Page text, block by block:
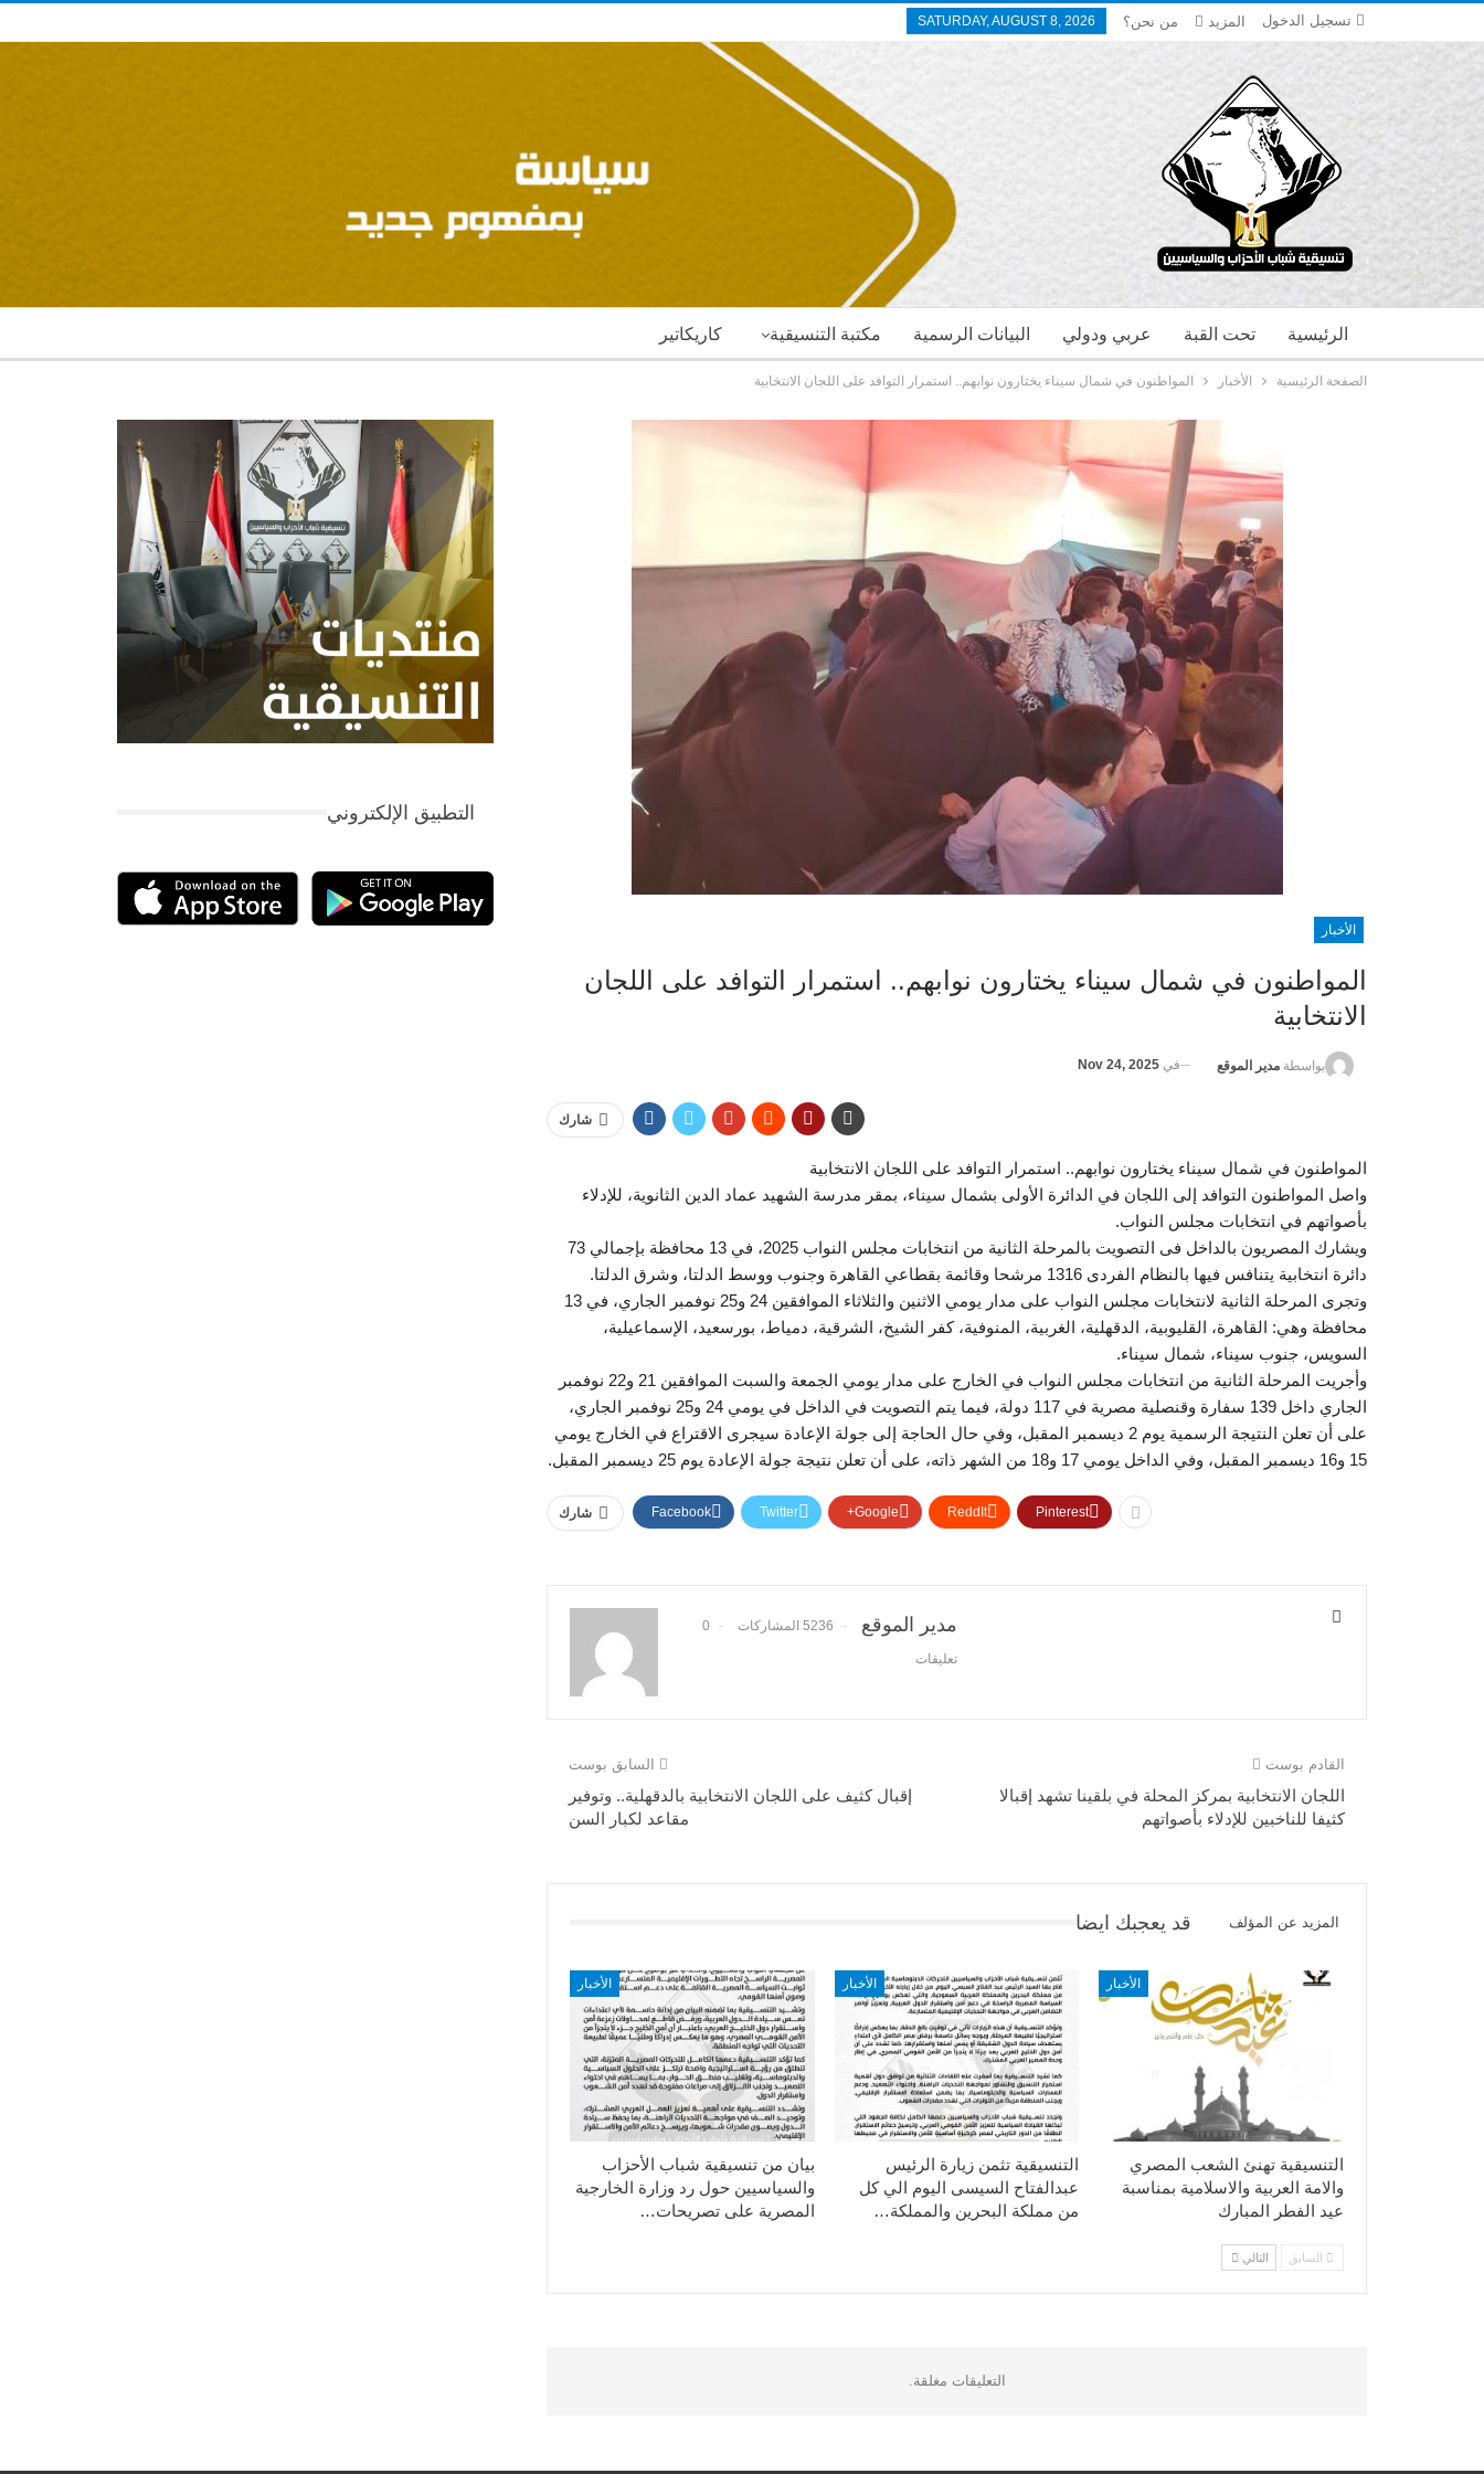
تسجيل الدخول SATURDAY, AUGUST 8, 2026 من نحن؟ المزيد
كاريكاتير مكتبة التنسيقية البيانات الرسمية عربي ودولي تحت القبة الرئيسية
الصفحة الرئيسية الأخبار المواطنون في شمال سيناء يختارون نوابهم.. استمرار التوافد على اللجان الانتخابية
الأخبار
المواطنون في شمال سيناء يختارون نوابهم.. استمرار التوافد على اللجان
الانتخابية
بواسطة مدير الموقع في Nov 24, 2025
شارك
المواطنون في شمال سيناء يختارون نوابهم.. استمرار التوافد على اللجان الانتخابية
واصل المواطنون التوافد إلى اللجان في الدائرة الأولى بشمال سيناء، بمقر مدرسة الشهيد عماد الدين الثانوية، للإدلاء
بأصواتهم في انتخابات مجلس النواب.
ويشارك المصريون بالداخل فى التصويت بالمرحلة الثانية من انتخابات مجلس النواب 2025، في 13 محافظة بإجمالي 73
دائرة انتخابية يتنافس فيها بالنظام الفردى 1316 مرشحا وقائمة بقطاعي القاهرة وجنوب ووسط الدلتا، وشرق الدلتا.
وتجرى المرحلة الثانية لانتخابات مجلس النواب على مدار يومي الاثنين والثلاثاء الموافقين 24 و25 نوفمبر الجاري، في 13
محافظة وهي: القاهرة، القليوبية، الدقهلية، الغربية، المنوفية، كفر الشيخ، الشرقية، دمياط، بورسعيد، الإسماعيلية،
السويس، جنوب سيناء، شمال سيناء.
وأجريت المرحلة الثانية من انتخابات مجلس النواب في الخارج على مدار يومي الجمعة والسبت الموافقين 21 و22 نوفمبر
الجاري داخل 139 سفارة وقنصلية مصرية في 117 دولة، فيما يتم التصويت في الداخل في يومي 24 و25 نوفمبر الجاري،
على أن تعلن النتيجة الرسمية يوم 2 ديسمبر المقبل، وفي حال الحاجة إلى جولة الإعادة سيجرى الاقتراع في الخارج يومي
15 و16 ديسمبر المقبل، وفي الداخل يومي 17 و18 من الشهر ذاته، على أن تعلن نتيجة جولة الإعادة يوم 25 ديسمبر المقبل.
شارك Facebook Twitter Google+ ReddIt Pinterest
مدير الموقع 5236 المشاركات 0
تعليقات
السابق بوست
إقبال كثيف على اللجان الانتخابية بالدقهلية.. وتوفير
مقاعد لكبار السن
القادم بوست
اللجان الانتخابية بمركز المحلة في بلقينا تشهد إقبالا
كثيفا للناخبين للإدلاء بأصواتهم
قد يعجبك ايضا المزيد عن المؤلف
الأخبار
بيان من تنسيقية شباب الأحزاب
والسياسيين حول رد وزارة الخارجية
المصرية على تصريحات…
الأخبار
التنسيقية تثمن زيارة الرئيس
عبدالفتاح السيسى اليوم الي كل
من مملكة البحرين والمملكة…
الأخبار
التنسيقية تهنئ الشعب المصري
والامة العربية والاسلامية بمناسبة
عيد الفطر المبارك
السابق التالي
التعليقات مغلقة.
التطبيق الإلكتروني